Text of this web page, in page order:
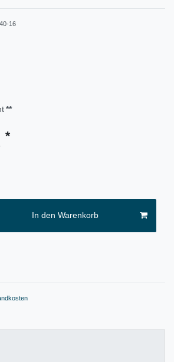
16
**
*
In den Warenkorb